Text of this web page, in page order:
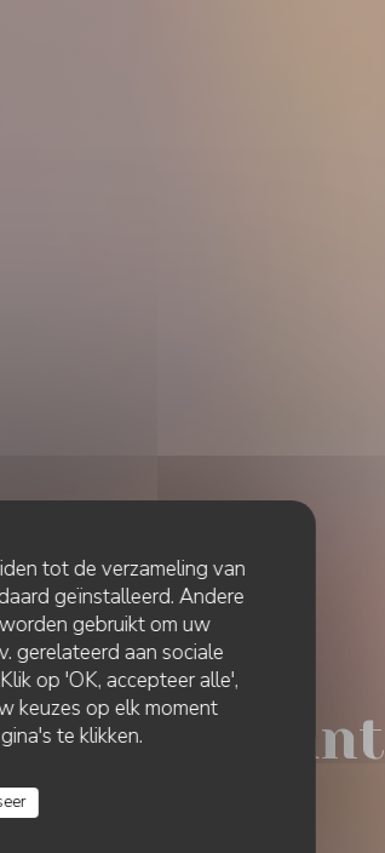
tot de verzameling van
geïnstalleerd. Andere
gebruikt om uw
gerelateerd aan sociale
op 'OK, accepteer alle',
keuzes op elk moment
te klikken. Drouant